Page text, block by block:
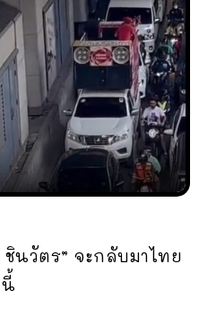
นวัตร” จะกลับมาไทย